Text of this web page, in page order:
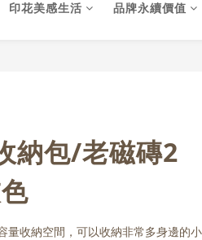
印花美感生活 品牌永續價值
納包/老磁磚2
量收納空間，可以收納非常多身邊的小